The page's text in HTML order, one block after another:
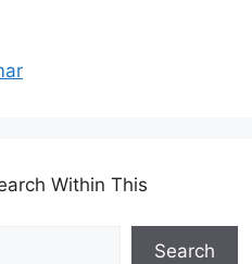
Within This
Search